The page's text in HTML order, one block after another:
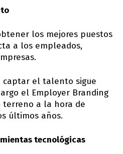
los mejores puestos
a los empleados,
captar el talento sigue
el Employer Branding
a la hora de
últimos años.
tecnológicas